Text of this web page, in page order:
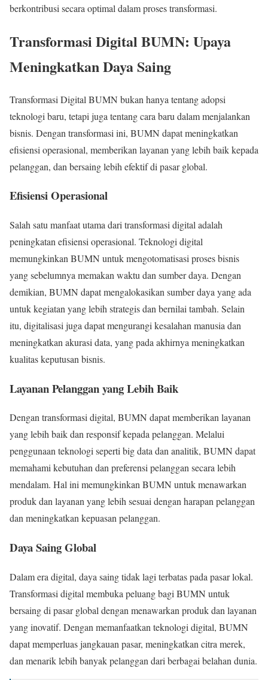
berkontribusi secara optimal dalam proses transformasi.
Transformasi Digital BUMN: Upaya
Meningkatkan Daya Saing
Transformasi Digital BUMN bukan hanya tentang adopsi
teknologi baru, tetapi juga tentang cara baru dalam menjalankan
bisnis. Dengan transformasi ini, BUMN dapat meningkatkan
efisiensi operasional, memberikan layanan yang lebih baik kepada
pelanggan, dan bersaing lebih efektif di pasar global.
Efisiensi Operasional
Salah satu manfaat utama dari transformasi digital adalah
peningkatan efisiensi operasional. Teknologi digital
memungkinkan BUMN untuk mengotomatisasi proses bisnis
yang sebelumnya memakan waktu dan sumber daya. Dengan
demikian, BUMN dapat mengalokasikan sumber daya yang ada
untuk kegiatan yang lebih strategis dan bernilai tambah. Selain
itu, digitalisasi juga dapat mengurangi kesalahan manusia dan
meningkatkan akurasi data, yang pada akhirnya meningkatkan
kualitas keputusan bisnis.
Layanan Pelanggan yang Lebih Baik
Dengan transformasi digital, BUMN dapat memberikan layanan
yang lebih baik dan responsif kepada pelanggan. Melalui
penggunaan teknologi seperti big data dan analitik, BUMN dapat
memahami kebutuhan dan preferensi pelanggan secara lebih
mendalam. Hal ini memungkinkan BUMN untuk menawarkan
produk dan layanan yang lebih sesuai dengan harapan pelanggan
dan meningkatkan kepuasan pelanggan.
Daya Saing Global
Dalam era digital, daya saing tidak lagi terbatas pada pasar lokal.
Transformasi digital membuka peluang bagi BUMN untuk
bersaing di pasar global dengan menawarkan produk dan layanan
yang inovatif. Dengan memanfaatkan teknologi digital, BUMN
dapat memperluas jangkauan pasar, meningkatkan citra merek,
dan menarik lebih banyak pelanggan dari berbagai belahan dunia.